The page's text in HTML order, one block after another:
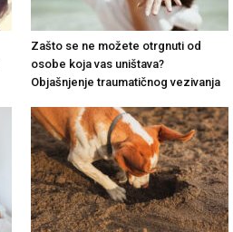
Zašto se ne možete otrgnuti od
osobe koja vas uništava?
Objašnjenje traumatičnog vezivanja